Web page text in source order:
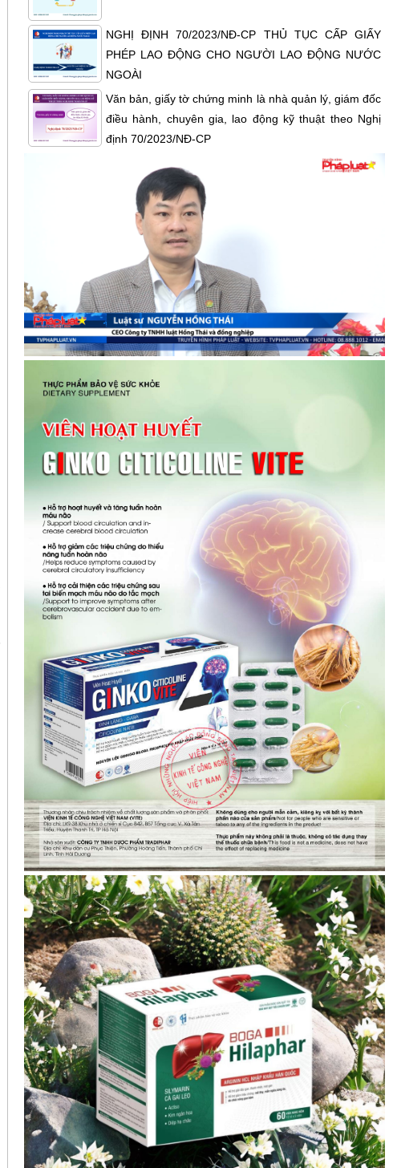
NGHỊ ĐỊNH 70/2023/NĐ-CP THỦ TỤC CẤP GIẤY
PHÉP LAO ĐỘNG CHO NGƯỜI LAO ĐỘNG NƯỚC
NGOÀI
Văn bản, giấy tờ chứng minh là nhà quản lý, giám đốc
điều hành, chuyên gia, lao động kỹ thuật theo Nghị
định 70/2023/NĐ-CP